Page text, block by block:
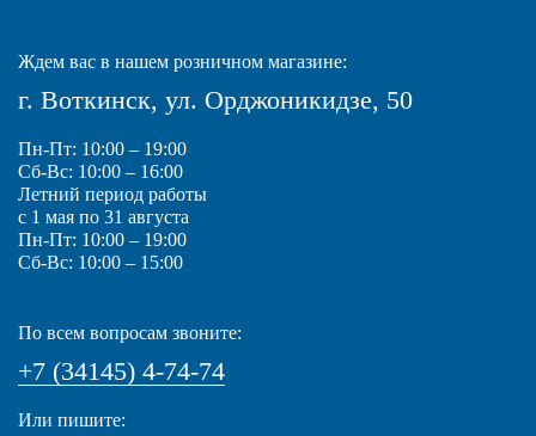
Ждем вас в нашем розничном магазине:
г. Воткинск, ул. Орджоникидзе, 50
Пн-Пт: 10:00 – 19:00
Сб-Вс: 10:00 – 16:00
Летний период работы
с 1 мая по 31 августа
Пн-Пт: 10:00 – 19:00
Сб-Вс: 10:00 – 15:00
По всем вопросам звоните:
+7 (34145) 4-74-74
Или пишите: